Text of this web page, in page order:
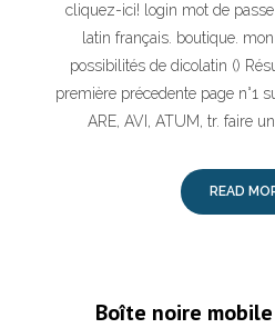
cliquez-ici! login mot de
latin français. boutique.
possibilités de dicolatin ()
première précedente page n°1
ARE, AVI, ATUM, tr. faire
READ
Boîte noire